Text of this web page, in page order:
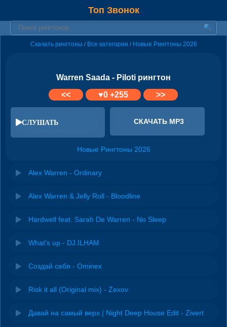
Топ Звонок
Скачать рингтоны / Все категории / Новые Рингтоны 2026
Warren Saada - Piloti рингтон
<<
♥0+255 >>
СЛУШАТЬ СКАЧАТЬ MP3
Новые Рингтоны 2026
Alex Warren - Ordinary
Alex Warren & Jelly Roll - Bloodline
Hardwell feat. Sarah De Warren - No Sleep
What's up - DJ.ILHAM
Создай себя - Ominex
Risk it all (Original mix) - Zexov
Давай на самый верх | Night Deep House Edit - Zivert